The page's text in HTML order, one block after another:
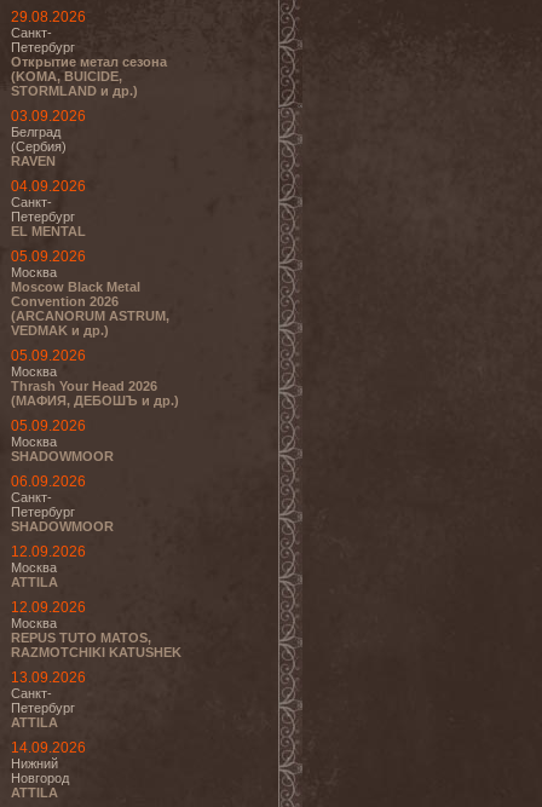
29.08.2026
Санкт-
Петербург
Открытие метал сезона
(KOMA, BUICIDE,
STORMLAND и др.)
03.09.2026
Белград
(Сербия)
RAVEN
04.09.2026
Санкт-
Петербург
EL MENTAL
05.09.2026
Москва
Moscow Black Metal
Convention 2026
(ARCANORUM ASTRUM,
VEDMAK и др.)
05.09.2026
Москва
Thrash Your Head 2026
(МАФИЯ, ДЕБОШЪ и др.)
05.09.2026
Москва
SHADOWMOOR
06.09.2026
Санкт-
Петербург
SHADOWMOOR
12.09.2026
Москва
ATTILA
12.09.2026
Москва
REPUS TUTO MATOS,
RAZMOTCHIKI KATUSHEK
13.09.2026
Санкт-
Петербург
ATTILA
14.09.2026
Нижний
Новгород
ATTILA